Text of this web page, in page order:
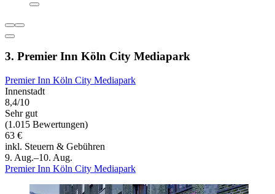
3. Premier Inn Köln City Mediapark
Premier Inn Köln City Mediapark
Innenstadt
8,4/10
Sehr gut
(1.015 Bewertungen)
63 €
inkl. Steuern & Gebühren
9. Aug.–10. Aug.
Premier Inn Köln City Mediapark